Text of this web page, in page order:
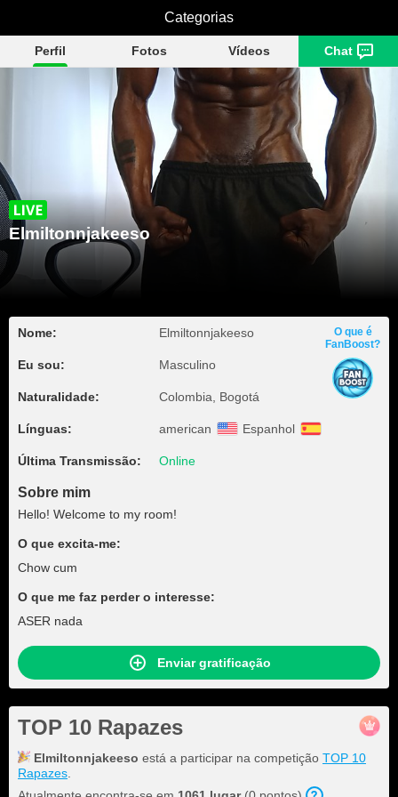
Elmiltonnjakeeso
Perfil Fotos Vídeos Chat
Elmiltonnjakeeso
Nome: Elmiltonnjakeeso
Eu sou: Masculino
Naturalidade: Colombia, Bogotá
Línguas: american Espanhol
Última Transmissão: Online
O que é
FanBoost?
Sobre mim
Hello! Welcome to my room!
O que excita-me:
Chow cum
O que me faz perder o interesse:
ASER nada
Enviar gratificação
TOP 10 Rapazes
Elmiltonnjakeeso está a participar na competição TOP 10
Rapazes
Categorias